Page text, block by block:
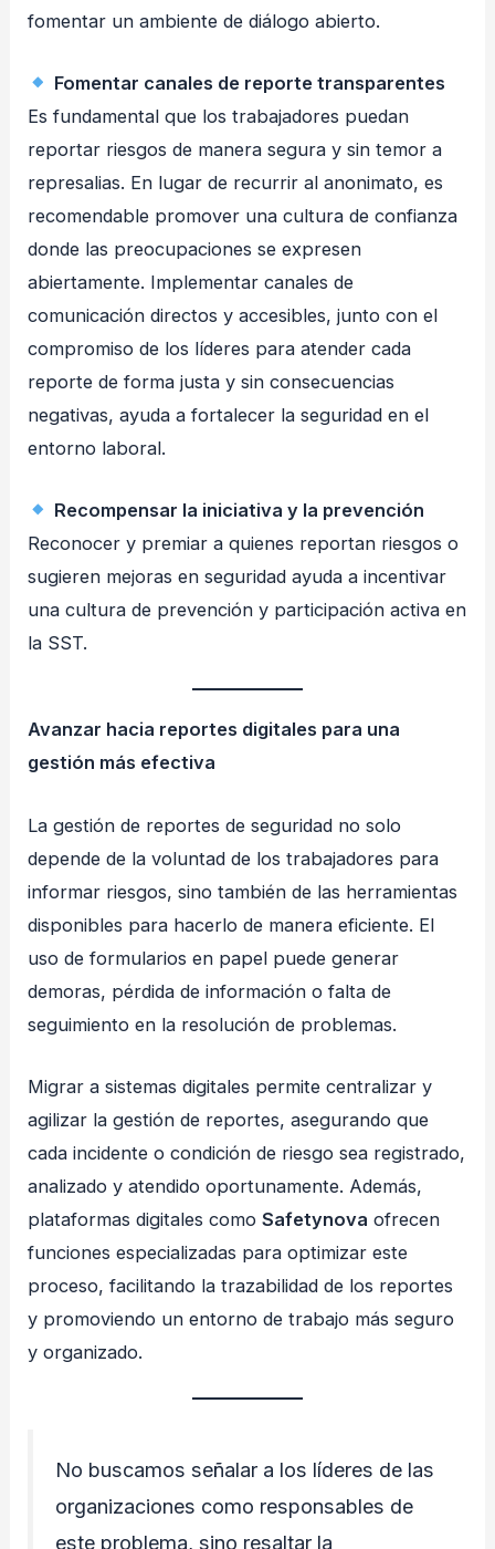
fomentar un ambiente de diálogo abierto.
Fomentar canales de reporte transparentes
Es fundamental que los trabajadores puedan
reportar riesgos de manera segura y sin temor a
represalias. En lugar de recurrir al anonimato, es
recomendable promover una cultura de confianza
donde las preocupaciones se expresen
abiertamente. Implementar canales de
comunicación directos y accesibles, junto con el
compromiso de los líderes para atender cada
reporte de forma justa y sin consecuencias
negativas, ayuda a fortalecer la seguridad en el
entorno laboral.
Recompensar la iniciativa y la prevención
Reconocer y premiar a quienes reportan riesgos o
sugieren mejoras en seguridad ayuda a incentivar
una cultura de prevención y participación activa en
la SST.
Avanzar hacia reportes digitales para una
gestión más efectiva
La gestión de reportes de seguridad no solo
depende de la voluntad de los trabajadores para
informar riesgos, sino también de las herramientas
disponibles para hacerlo de manera eficiente. El
uso de formularios en papel puede generar
demoras, pérdida de información o falta de
seguimiento en la resolución de problemas.
Migrar a sistemas digitales permite centralizar y
agilizar la gestión de reportes, asegurando que
cada incidente o condición de riesgo sea registrado,
analizado y atendido oportunamente. Además,
plataformas digitales comoSafetynova ofrecen
funciones especializadas para optimizar este
proceso, facilitando la trazabilidad de los reportes
y promoviendo un entorno de trabajo más seguro
y organizado.
No buscamos señalar a los líderes de las
organizaciones como responsables de
este problema, sino resaltar la